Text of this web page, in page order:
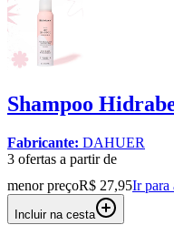
Shampoo
Fabricante: DAHUER
3 ofertas a partir de
menor preçoR$ 27,95Ir para
Incluir na cesta